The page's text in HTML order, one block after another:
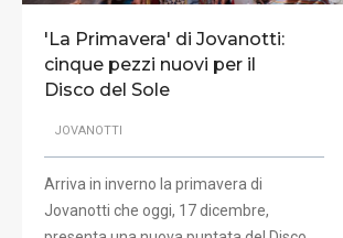
'La Primavera' di Jovanotti:
cinque pezzi nuovi per il
Disco del Sole
JOVANOTTI
Arriva in inverno la primavera di
Jovanotti che oggi, 17 dicembre,